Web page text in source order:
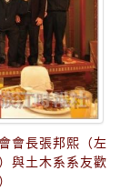
會長張邦熙（左
與土木系系友歡